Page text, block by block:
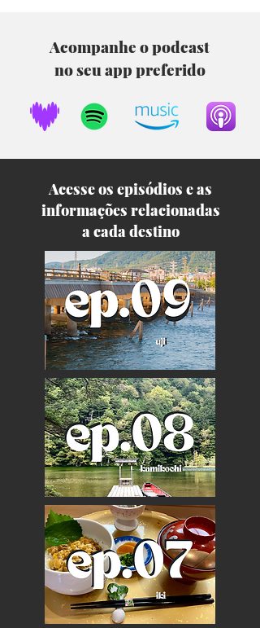
Acompanhe o podcast
no seu app preferido
Acesse os episódios e as
informações relacionadas
a cada destino